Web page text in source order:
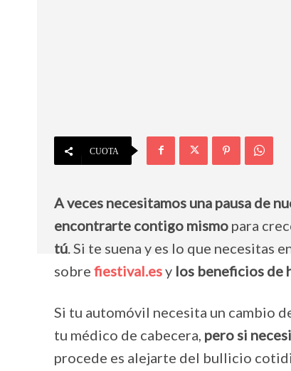
CUOTA
A veces necesitamos una pausa de
encontrarte contigo mismo para
tú. Si te suena y es lo que necesitas
sobre fiestival.esy los beneficios de
Si tu automóvil necesita un cambio
tu médico de cabecera, pero si
procede es alejarte del bullicio